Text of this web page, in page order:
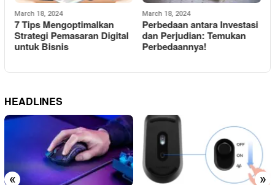
March 18, 2024
7 Tips Mengoptimalkan
Strategi Pemasaran Digital
untuk Bisnis
March 18, 2024
Perbedaan antara Investasi
dan Perjudian: Temukan
Perbedaannya!
HEADLINES
« »